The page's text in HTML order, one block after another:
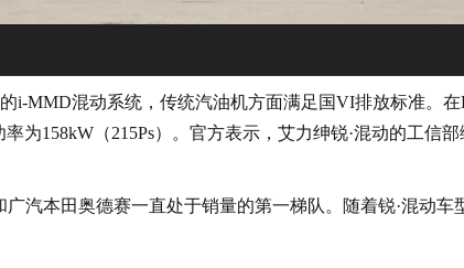
MMD混动系统，传统汽油机方面满足国VI排放标准。在
为158kW（215Ps）。官方表示，艾力绅锐·混动的工信
汽本田奥德赛一直处于销量的第一梯队。随着锐·混动车